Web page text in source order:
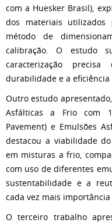
com a Huesker Brasil),
dos materiais
método de
calibração. O estudo
caracterização
durabilidade e a eficiência
Outro estudo
Asfálticas a Frio com
Pavement) e Emulsões
destacou a viabilidade
em misturas a frio,
com uso de diferentes
sustentabilidade e a
cada vez mais
O terceiro trabalho